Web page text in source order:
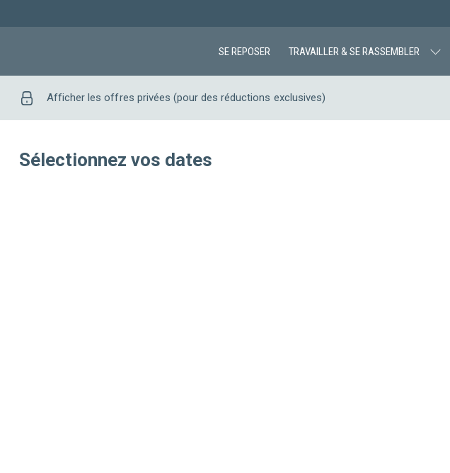
SE REPOSER TRAVAILLER & SE RASSEMBLER
Afficher les offres privées (pour des réductions exclusives)
Sélectionnez vos dates